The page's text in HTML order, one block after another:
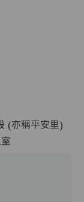
(亦稱平安里)